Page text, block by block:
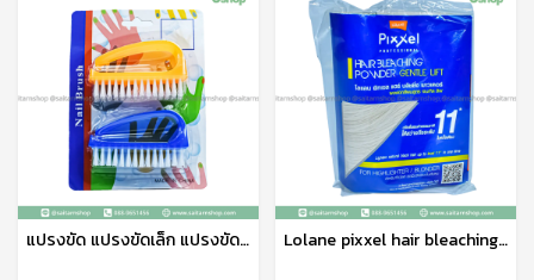
แปรงขัด แปรงขัดเล็ก แปรงขัดเล็บ แปรงทำความสะอาดแปรงขัดอเนกประสงค์ 1แพ็ค2ชิ้น คละสี Lolane pixxel hair bleaching ผงฟอกสีผม ผงกัดสีผม โลแลน สูตร Gentle Lift 11+